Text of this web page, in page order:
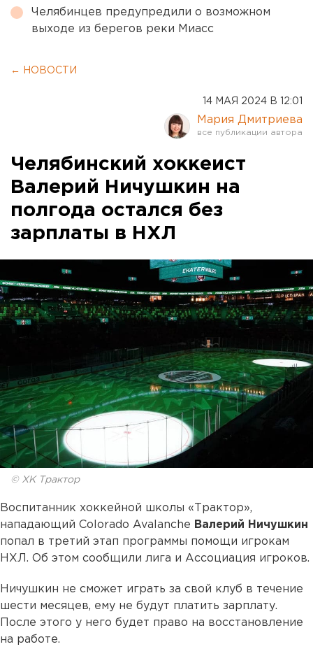
Челябинцев предупредили о возможном
выходе из берегов реки Миасс
← НОВОСТИ
14 МАЯ 2024 В 12:01
Мария Дмитриева
Челябинский хоккеист
Валерий Ничушкин на
полгода остался без
зарплаты в НХЛ
© ХК Трактор
Воспитанник хоккейной школы «Трактор»,
нападающий Colorado Avalanche Валерий Ничушкин
попал в третий этап программы помощи игрокам
НХЛ. Об этом сообщили лига и Ассоциация игроков.
Ничушкин не сможет играть за свой клуб в течение
шести месяцев, ему не будут платить зарплату.
После этого у него будет право на восстановление
на работе.